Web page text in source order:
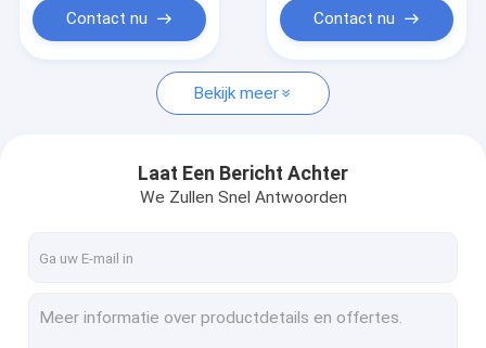
Biologisch afbreekbare zakjes
Biologisch afbreekbare zipzakken
Biologisch afbreekbare postzakken
Biologisch afbreekbare het Winkelen Zakken
van de Premiewaaier
Contact nu
A4-Document,
Tijdschrift,
Memorandum
Contact nu
Bekijk meer
Laat Een Bericht Achter
We Zullen Snel Antwoorden